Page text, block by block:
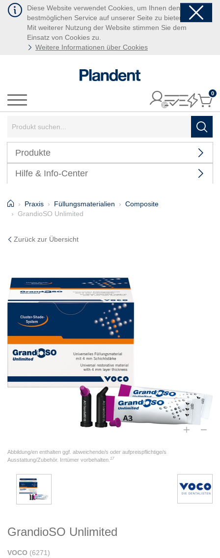
Diese Website verwendet Cookies, um Ihnen den
bestmöglichen Service auf unserer Seite zu bieten.
Mit weiterer Nutzung der Website stimmen Sie dem
Einsatz von Cookies zu.
Weitere Informationen über Cookies
Menü
0
Produkte
Hilfe & Info-Center
HomePraxis Füllungsmaterialien
Composite
GrandioSO Unlimited
Zurück zur Übersicht
Abbildung/en enthalten ggf. abweichende/s oder aufpreispflichtige/s
Ausstattung/Zubehör. Irrtümer vorbehalten. 17
GrandioSO Unlimited
VOCO (6271)